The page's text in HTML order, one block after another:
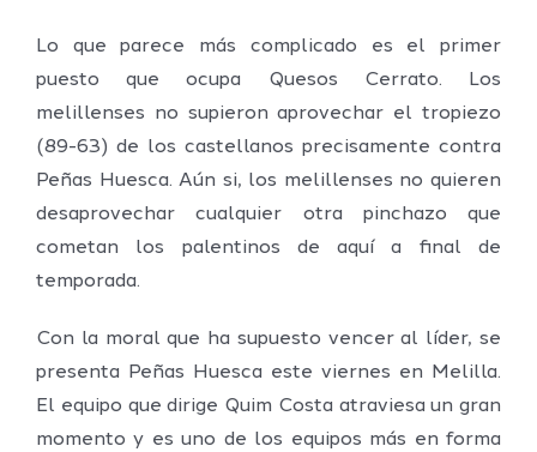
Lo que parece más complicado es el primer
puesto que ocupa Quesos Cerrato. Los
melillenses no supieron aprovechar el tropiezo
(89-63) de los castellanos precisamente contra
Peñas Huesca. Aún si, los melillenses no quieren
desaprovechar cualquier otra pinchazo que
cometan los palentinos de aquí a final de
temporada.
Con la moral que ha supuesto vencer al líder, se
presenta Peñas Huesca este viernes en Melilla.
El equipo que dirige Quim Costa atraviesa un gran
momento y es uno de los equipos más en forma